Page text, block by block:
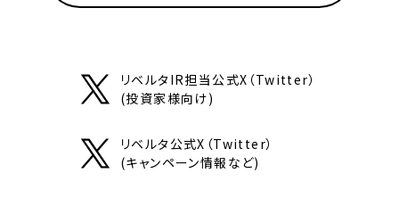
リベルタIR担当公式X（Twitter）
(投資家様向け)
リベルタ公式X（Twitter）
(キャンペーン情報など)